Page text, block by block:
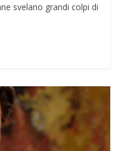
svelano grandi colpi di